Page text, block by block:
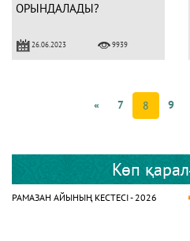
ОРЫНДАЛАДЫ?
26.06.2023 9939
« 7 8 9
Көп
РАМАЗАН АЙЫНЫҢ КЕСТЕСІ - 2026